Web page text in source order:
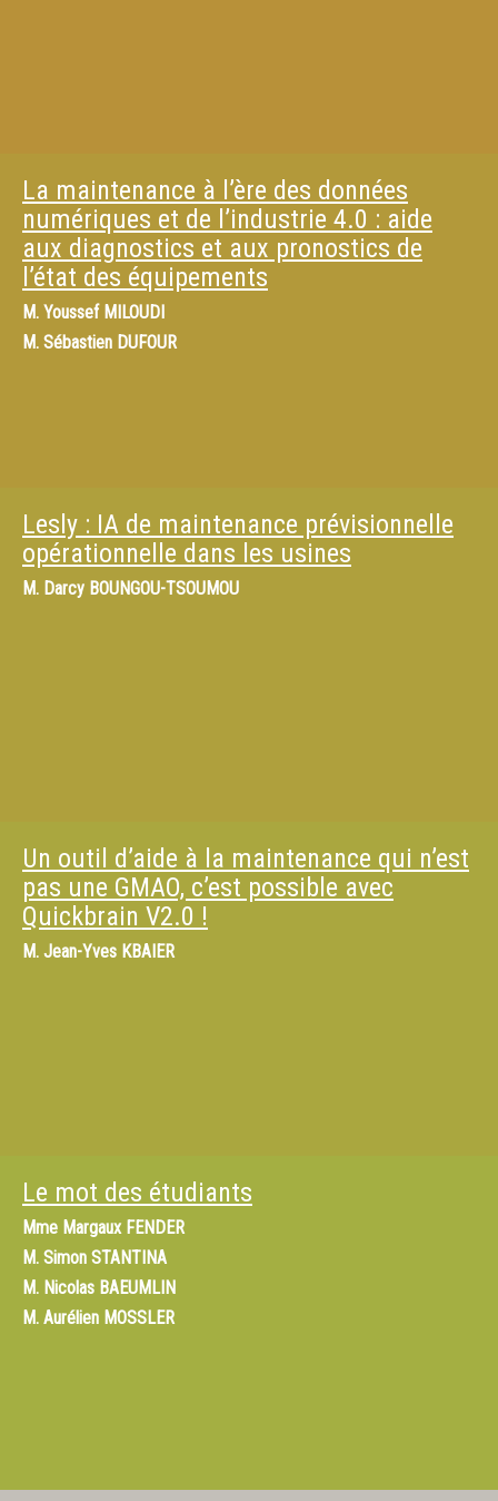
La maintenance à l’ère des données
numériques et de l’industrie 4.0 : aide
aux diagnostics et aux pronostics de
l’état des équipements
M. Youssef MILOUDI
M. Sébastien DUFOUR
Lesly : IA de maintenance prévisionnelle
opérationnelle dans les usines
M. Darcy BOUNGOU-TSOUMOU
Un outil d’aide à la maintenance qui n’est
pas une GMAO, c’est possible avec
Quickbrain V2.0 !
M. Jean-Yves KBAIER
Le mot des étudiants
Mme Margaux FENDER
M. Simon STANTINA
M. Nicolas BAEUMLIN
M. Aurélien MOSSLER